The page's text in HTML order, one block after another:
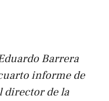
Barrera
informe de
director de la